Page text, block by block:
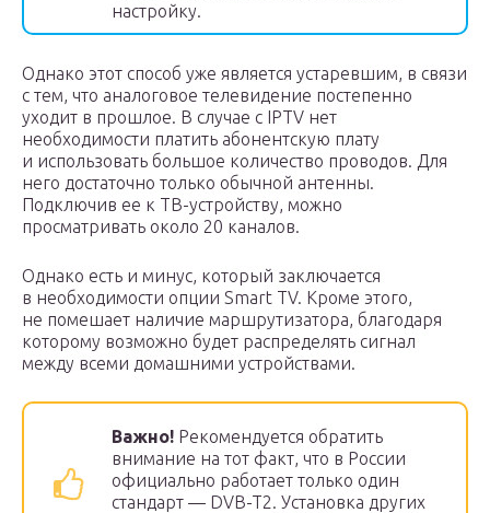
настройку.
Однако этот способ уже является устаревшим, в связи
с тем, что аналоговое телевидение постепенно
уходит в прошлое. В случае с IPTV нет
необходимости платить абонентскую плату
и использовать большое количество проводов. Для
него достаточно только обычной антенны.
Подключив ее к ТВ-устройству, можно
просматривать около 20 каналов.
Однако есть и минус, который заключается
в необходимости опции Smart TV. Кроме этого,
не помешает наличие маршрутизатора, благодаря
которому возможно будет распределять сигнал
между всеми домашними устройствами.
Важно! Рекомендуется обратить
внимание на тот факт, что в России
официально работает только один
стандарт — DVB-T2. Установка других